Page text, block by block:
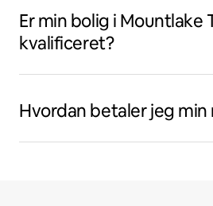
Er min bolig i Mountlake
kvalificeret?
Hvordan betaler jeg